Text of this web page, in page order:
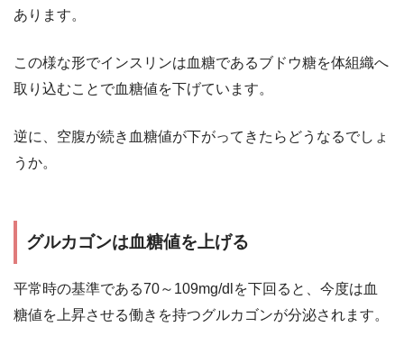
あります。
この様な形でインスリンは血糖であるブドウ糖を体組織へ
取り込むことで血糖値を下げています。
逆に、空腹が続き血糖値が下がってきたらどうなるでしょ
うか。
グルカゴンは血糖値を上げる
平常時の基準である70～109mg/dlを下回ると、今度は血
糖値を上昇させる働きを持つグルカゴンが分泌されます。